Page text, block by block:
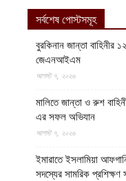
সর্বশেষ পোস্টসমূহ
বুরকিনান জান্তা বাহিনীর
জেএনআইএম
আগস্ট ৭, ২০২৬
মালিতে জান্তা ও রুশ
এর সফল অভিযান
আগস্ট ৭, ২০২৬
ইমারাতে ইসলামিয়া
সদস্যের সামরিক প্রশিক্ষণ